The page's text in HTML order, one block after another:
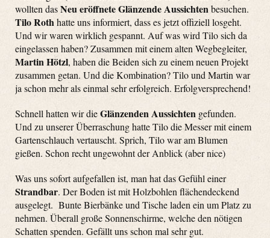
wollten dasNeu eröffnete Glänzende Aussichten besuchen.
Tilo Roth hatte uns informiert, dass es jetzt offiziell losgeht.
Und wir waren wirklich gespannt. Auf was wird Tilo sich da
eingelassen haben? Zusammen mit einem alten Wegbegleiter,
Martin Hötzl, haben die Beiden sich zu einem neuen Projekt
zusammen getan. Und die Kombination? Tilo und Martin war
ja schon mehr als einmal sehr erfolgreich. Erfolgversprechend!
Schnell hatten wir dieGlänzenden Aussichten gefunden.
Und zu unserer Überraschung hatte Tilo die Messer mit einem
Gartenschlauch vertauscht. Sprich, Tilo war am Blumen
gießen. Schon recht ungewohnt der Anblick (aber nice)
Was uns sofort aufgefallen ist, man hat das Gefühl einer
Strandbar. Der Boden ist mit Holzbohlen flächendeckend
ausgelegt. Bunte Bierbänke und Tische laden ein um Platz zu
nehmen. Überall große Sonnenschirme, welche den nötigen
Schatten spenden. Gefällt uns schon mal sehr gut.